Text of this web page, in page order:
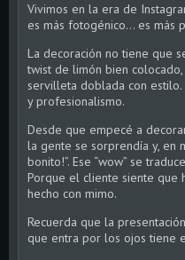
Vivimos en la era de
es más fotogénico… es más
La decoración no tiene que
twist de limón bien
servilleta doblada con estilo.
y profesionalismo.
Desde que empecé a
la gente se sorprendía y, en
bonito!”. Ese “wow” se
Porque el cliente siente que
hecho con mimo.
Recuerda que la
que entra por los ojos tiene